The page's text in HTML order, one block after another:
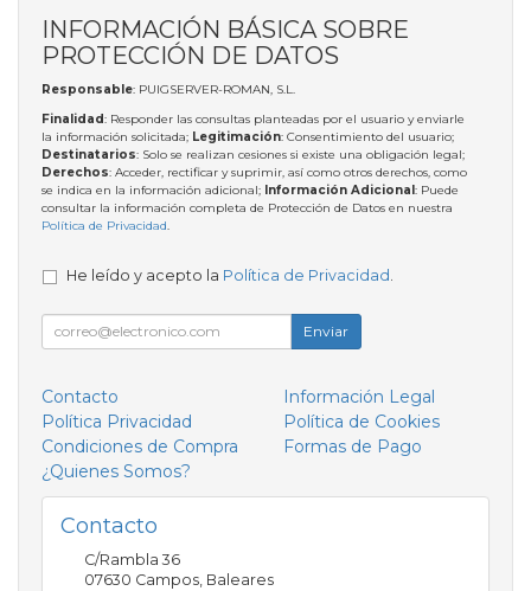
INFORMACIÓN BÁSICA SOBRE
PROTECCIÓN DE DATOS
Responsable: PUIGSERVER-ROMAN, S.L.
Finalidad: Responder las consultas planteadas por el usuario y enviarle
la información solicitada; Legitimación: Consentimiento del usuario;
Destinatarios: Solo se realizan cesiones si existe una obligación legal;
Derechos: Acceder, rectificar y suprimir, así como otros derechos, como
se indica en la información adicional; Información Adicional: Puede
consultar la información completa de Protección de Datos en nuestra
Política de Privacidad.
He leído y acepto la Política de Privacidad
Enviar
Contacto
Información Legal
Política Privacidad
Política de Cookies
Condiciones de Compra
Formas de Pago
¿Quienes Somos?
Contacto
C/Rambla 36
07630 Campos Baleares